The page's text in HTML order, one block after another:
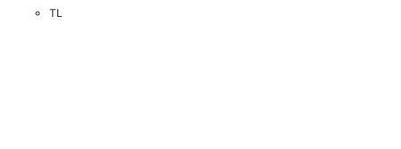
TL